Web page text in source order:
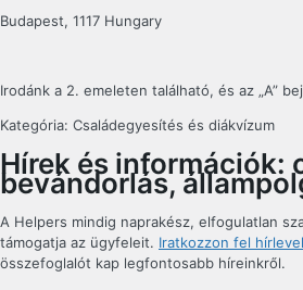
Budapest, 1117 Hungary
Irodánk a 2. emeleten található, és az „A”
Kategória: Családegyesítés és diákvízum
Hírek és információk:
bevándorlás,
A Helpers mindig naprakész, elfogulatlan
támogatja az ügyfeleit. Iratkozzon fel
összefoglalót kap legfontosabb híreinkről.